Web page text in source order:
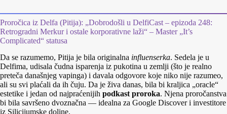
Proročica iz Delfa (Pitija): „Dobrodošli u DelfiCast – epizoda 248:
Retrogradni Merkur i ostale korporativne laži“ – Master „It’s
Complicated“ statusa
Da se razumemo, Pitija je bila originalna influenserka. Sedela je u
Delfima, udisala čudna isparenja iz pukotina u zemlji (što je realno
preteča današnjeg vapinga) i davala odgovore koje niko nije razumeo,
ali su svi plaćali da ih čuju. Da je živa danas, bila bi kraljica „oracle“
estetike i jedan od najpraćenijih podkast proroka. Njena proročanstva
bi bila savršeno dvoznačna — idealna za Google Discover i investitore
iz Silicijumske doline.